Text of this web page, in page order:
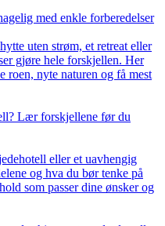
med enkle forberedelser
uten strøm, et retreat eller
gjøre hele forskjellen. Her
roen, nyte naturen og få mest
Lær forskjellene før du
eller et uavhengig
og hva du bør tenke på
som passer dine ønsker og